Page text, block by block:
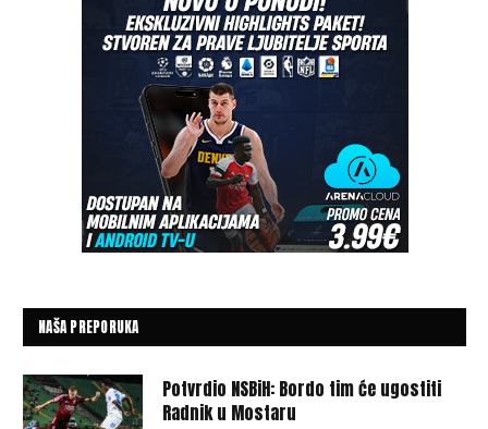
NAŠA PREPORUKA
Potvrdio NSBiH: Bordo tim će ugostiti
Radnik u Mostaru